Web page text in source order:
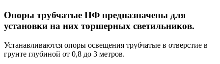
Опоры трубчатые НФ предназначены для
установки на них торшерных светильников.
Устанавливаются опоры освещения трубчатые в отверстие в
грунте глубиной от 0,8 до 3 метров.